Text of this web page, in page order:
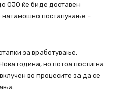
ОЈО ќе биде доставен
натамошно постапување –
за вработување,
година, но потоа постигна
во процесите за да се